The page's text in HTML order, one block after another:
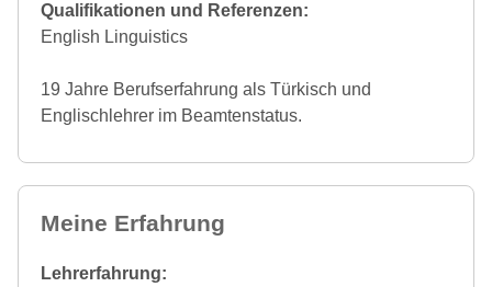
Qualifikationen und Referenzen:
English Linguistics
19 Jahre Berufserfahrung als Türkisch und
Englischlehrer im Beamtenstatus.
Meine Erfahrung
Lehrerfahrung: